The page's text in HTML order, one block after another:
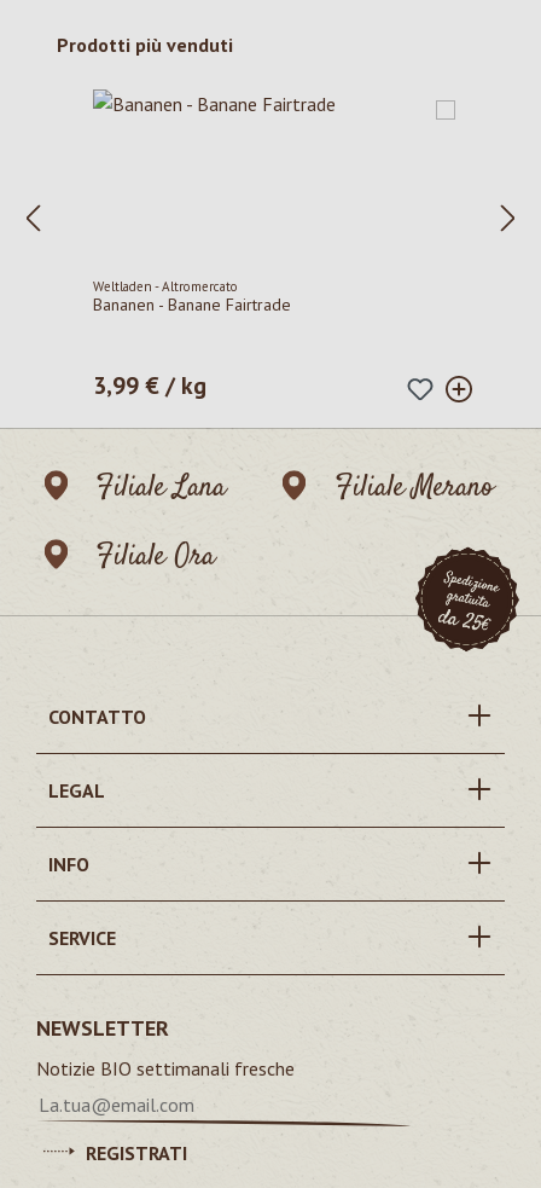
Salta la galleria dei prodotti
Prodotti più venduti
Weltladen - Altromercato
Bananen - Banane Fairtrade
Prezzo normale:
3,99 € / kg
Filiale Lana
Filiale Merano
Filiale Ora
CONTATTO
LEGAL
INFO
SERVICE
NEWSLETTER
Notizie BIO settimanali fresche
REGISTRATI